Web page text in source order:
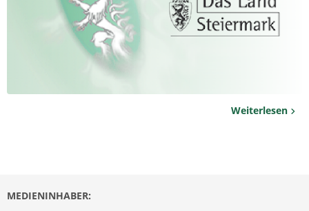
Weiterlesen
MEDIENINHABER: